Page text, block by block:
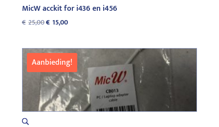
MicW acckit for i436 en i456
€ 25,00Oorspronkelijke
€25,00.
€ 15,00Huidige
€15,00.
Aanbieding!